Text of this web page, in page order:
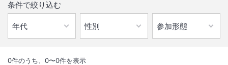
条件で絞り込む
0件のうち、 0〜0件を表示